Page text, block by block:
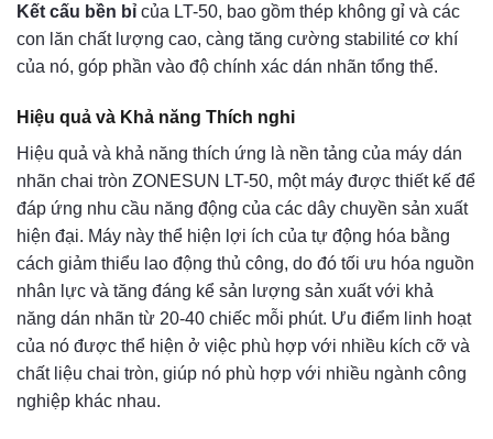
Kết cấu bền bỉ của LT-50, bao gồm thép không gỉ và các
con lăn chất lượng cao, càng tăng cường stabilité cơ khí
của nó, góp phần vào độ chính xác dán nhãn tổng thể.
Hiệu quả và Khả năng Thích nghi
Hiệu quả và khả năng thích ứng là nền tảng của máy dán
nhãn chai tròn ZONESUN LT-50, một máy được thiết kế để
đáp ứng nhu cầu năng động của các dây chuyền sản xuất
hiện đại. Máy này thể hiện lợi ích của tự động hóa bằng
cách giảm thiểu lao động thủ công, do đó tối ưu hóa nguồn
nhân lực và tăng đáng kể sản lượng sản xuất với khả
năng dán nhãn từ 20-40 chiếc mỗi phút. Ưu điểm linh hoạt
của nó được thể hiện ở việc phù hợp với nhiều kích cỡ và
chất liệu chai tròn, giúp nó phù hợp với nhiều ngành công
nghiệp khác nhau.